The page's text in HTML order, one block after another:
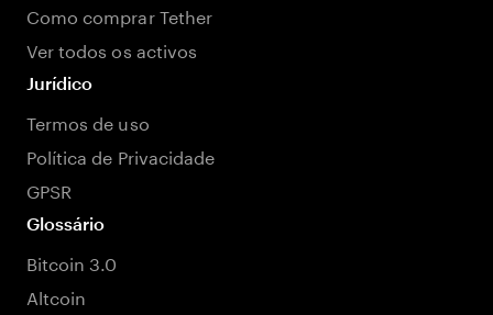
Como comprar Tether
Ver todos os activos
Jurídico
Termos de uso
Política de Privacidade
GPSR
Glossário
Bitcoin 3.0
Altcoin